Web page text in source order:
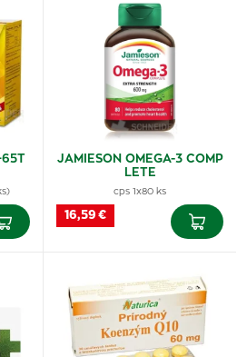
JAMIESON OMEGA-3 COMP
LETE
cps 1x80 ks
16,59 €